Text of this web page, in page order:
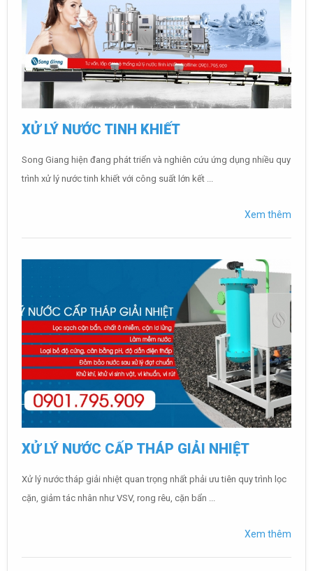
XỬ LÝ NƯỚC TINH KHIẾT
Song Giang hiện đang phát triển và nghiên cứu ứng dụng nhiều quy
trình xử lý nước tinh khiết với công suất lớn kết ...
Xem thêm
XỬ LÝ NƯỚC CẤP THÁP GIẢI NHIỆT
Xử lý nước tháp giải nhiệt quan trọng nhất phải ưu tiên quy trình lọc
cặn, giảm tác nhân như VSV, rong rêu, cặn bẩn ...
Xem thêm